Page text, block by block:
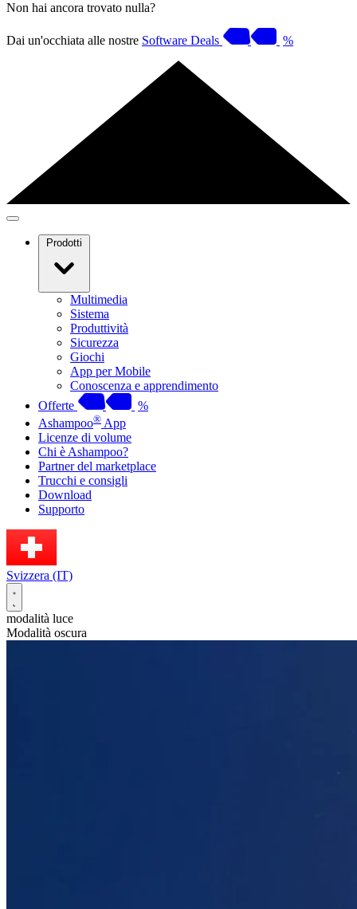
Non hai ancora trovato nulla?
Dai un'occhiata alle nostre Software Deals %
Prodotti
Multimedia
Sistema
Produttività
Sicurezza
Giochi
App per Mobile
Conoscenza e apprendimento
Offerte
%
Ashampoo® App
Licenze di volume
Chi è Ashampoo?
Partner del marketplace
Trucchi e consigli
Download
Supporto
Svizzera (IT)
modalità luce
Modalità oscura